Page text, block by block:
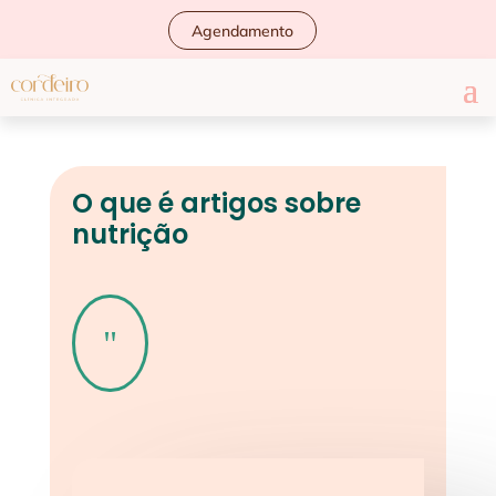
Agendamento
O que é artigos sobre
nutrição
"